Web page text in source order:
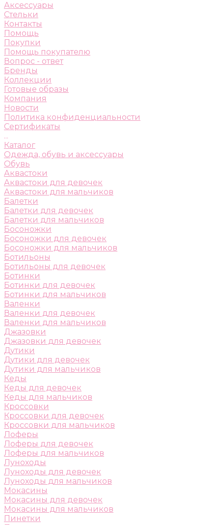
Аксессуары
Стельки
Контакты
Помощь
Покупки
Помощь покупателю
Вопрос - ответ
Бренды
Коллекции
Готовые образы
Компания
Новости
Политика конфиденциальности
Сертификаты
...
Каталог
Одежда, обувь и аксессуары
Обувь
Аквастоки
Аквастоки для девочек
Аквастоки для мальчиков
Балетки
Балетки для девочек
Балетки для мальчиков
Босоножки
Босоножки для девочек
Босоножки для мальчиков
Ботильоны
Ботильоны для девочек
Ботинки
Ботинки для девочек
Ботинки для мальчиков
Валенки
Валенки для девочек
Валенки для мальчиков
Джазовки
Джазовки для девочек
Дутики
Дутики для девочек
Дутики для мальчиков
Кеды
Кеды для девочек
Кеды для мальчиков
Кроссовки
Кроссовки для девочек
Кроссовки для мальчиков
Лоферы
Лоферы для девочек
Лоферы для мальчиков
Луноходы
Луноходы для девочек
Луноходы для мальчиков
Мокасины
Мокасины для девочек
Мокасины для мальчиков
Пинетки